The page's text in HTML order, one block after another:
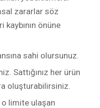
zararlar söz
önüne
sahi olursunuz.
Sattığınız her ürün
oluşturabilirsiniz.
limite ulaşan